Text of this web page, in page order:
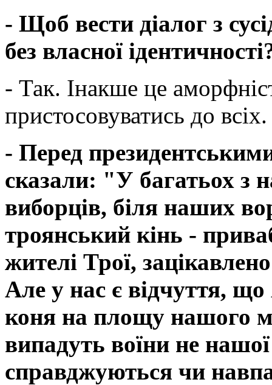
- Щоб вести діалог з
без власної
- Так. Інакше це
пристосовуватись до всіх.
- Перед
сказали: "У багатьох з
виборців, біля наших
троянський кінь -
жителі Трої,
Але у нас є відчуття,
коня на площу нашого
випадуть воїни не
справджуються чи